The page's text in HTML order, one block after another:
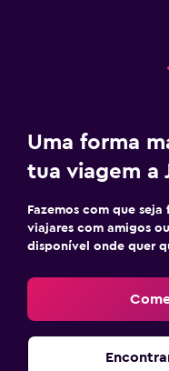
Uma forma
tua viagem a
Fazemos com que
viajares com amigos
disponível onde quer